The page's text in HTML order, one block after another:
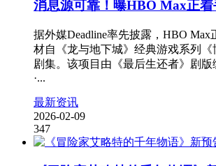
消息源可靠！曝HBO Max正着
据外媒Deadline率先披露，HBO Max
材自《龙与地下城》经典游戏系列
剧集。该项目由《最后生还者》剧
·...
最新资讯
2026-02-09
347